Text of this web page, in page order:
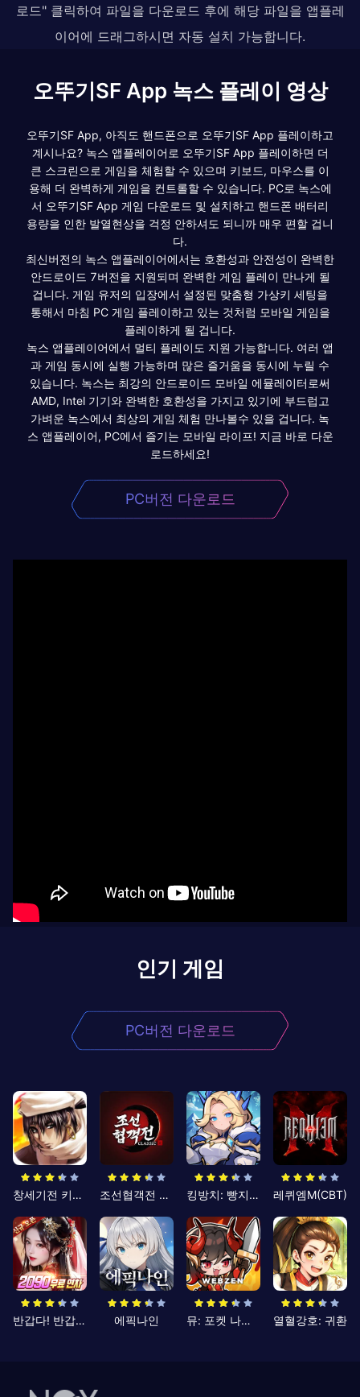
로드" 클릭하여 파일을 다운로드 후에 해당 파일을 앱플레
이어에 드래그하시면 자동 설치 가능합니다.
오뚜기SF App 녹스 플레이 영상
오뚜기SF App, 아직도 핸드폰으로 오뚜기SF App 플레이하고
계시나요? 녹스 앱플레이어로 오뚜기SF App 플레이하면 더
큰 스크린으로 게임을 체험할 수 있으며 키보드, 마우스를 이
용해 더 완벽하게 게임을 컨트롤할 수 있습니다. PC로 녹스에
서 오뚜기SF App 게임 다운로드 및 설치하고 핸드폰 배터리
용량을 인한 발열현상을 걱정 안하셔도 되니까 매우 편할 겁니
다.
최신버전의 녹스 앱플레이어에서는 호환성과 안전성이 완벽한
안드로이드 7버전을 지원되며 완벽한 게임 플레이 만나게 될
겁니다. 게임 유저의 입장에서 설정된 맞춤형 가상키 세팅을
통해서 마침 PC 게임 플레이하고 있는 것처럼 모바일 게임을
플레이하게 될 겁니다.
녹스 앱플레이어에서 멀티 플레이도 지원 가능합니다. 여러 앱
과 게임 동시에 실행 가능하며 많은 즐거움을 동시에 누릴 수
있습니다. 녹스는 최강의 안드로이드 모바일 에뮬레이터로써
AMD, Intel 기기와 완벽한 호환성을 가지고 있기에 부드럽고
가벼운 녹스에서 최상의 게임 체험 만나볼수 있을 겁니다. 녹
스 앱플레이어, PC에서 즐기는 모바일 라이프! 지금 바로 다운
로드하세요!
PC버전 다운로드
인기 게임
PC버전 다운로드
창세기전 키우기 조선협객전 클래식 킹방치: 빵지의 제왕 레퀴엠M(CBT)
반갑다! 반갑삼국지 에픽나인 뮤: 포켓 나이츠 열혈강호: 귀환